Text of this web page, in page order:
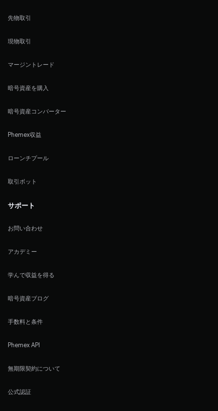
先物取引
現物取引
マージントレード
暗号資産を購入
暗号資産コンバーター
Phemex収益
ローンチプール
取引ボット
サポート
お問い合わせ
アカデミー
学んで収益を得る
暗号資産ブログ
手数料と条件
Phemex API
無期限契約について
公式認証